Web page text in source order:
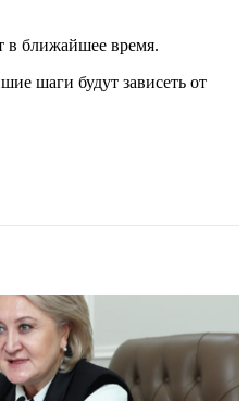
в ближайшее время.
шаги будут зависеть от